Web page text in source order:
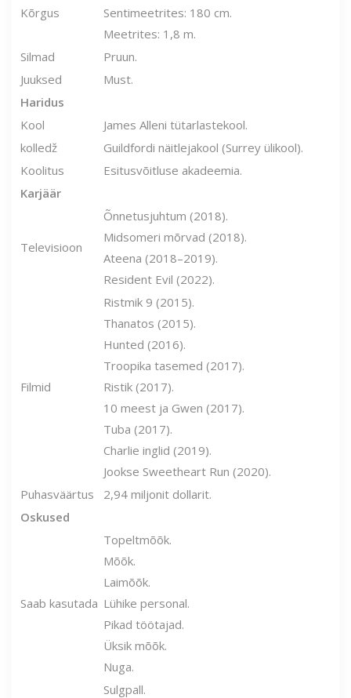
Kõrgus
Sentimeetrites: 180 cm.
Meetrites: 1,8 m.
Silmad
Pruun.
Juuksed
Must.
Haridus
Kool
James Alleni tütarlastekool.
kolledž
Guildfordi näitlejakool (Surrey ülikool).
Koolitus
Esitusvõitluse akadeemia.
Karjäär
Televisioon
Õnnetusjuhtum (2018).
Midsomeri mõrvad (2018).
Ateena (2018–2019).
Resident Evil (2022).
Filmid
Ristmik 9 (2015).
Thanatos (2015).
Hunted (2016).
Troopika tasemed (2017).
Ristik (2017).
10 meest ja Gwen (2017).
Tuba (2017).
Charlie inglid (2019).
Jookse Sweetheart Run (2020).
Puhasväärtus
2,94 miljonit dollarit.
Oskused
Saab kasutada
Topeltmõõk.
Mõõk.
Laimõõk.
Lühike personal.
Pikad töötajad.
Üksik mõõk.
Nuga.
Sulgpall.